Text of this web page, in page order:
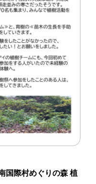
国際村めぐりの森 植